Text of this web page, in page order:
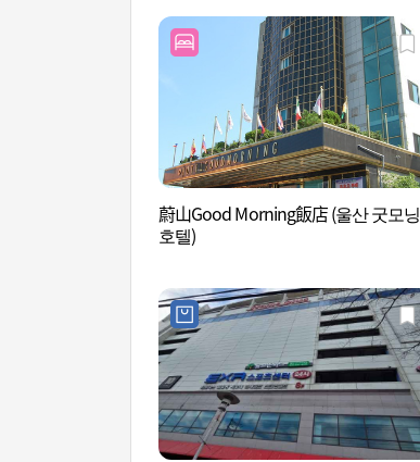
蔚山Good Morning飯店 (울산 굿모닝
호텔)